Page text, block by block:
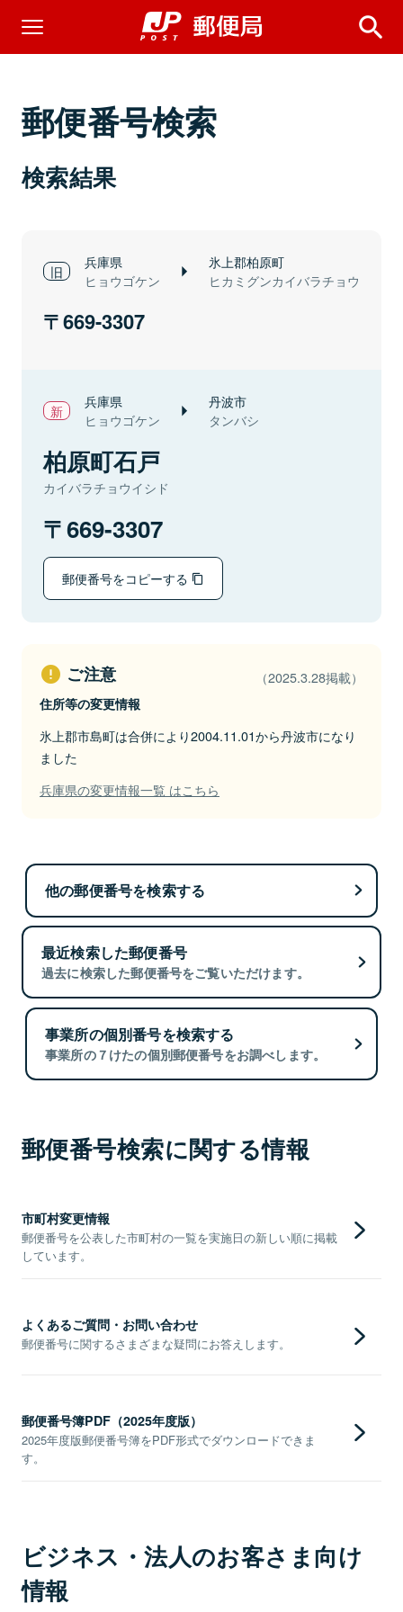
郵便番号検索
検索結果
兵庫県
ヒョウゴケン
氷上郡柏原町
ヒカミグンカイバラチョウ
669-3307
兵庫県
ヒョウゴケン
丹波市
タンバシ
柏原町石戸
カイバラチョウイシド
669-3307
郵便番号をコピーする
ご注意 （2025.3.28掲載）
住所等の変更情報
氷上郡市島町は合併により2004.11.01から丹波市になり
ました
兵庫県の変更情報一覧 はこちら
他の郵便番号を検索する
最近検索した郵便番号
過去に検索した郵便番号をご覧いただけます。
事業所の個別番号を検索する
事業所の７けたの個別郵便番号をお調べします。
郵便番号検索に関する情報
市町村変更情報
郵便番号を公表した市町村の一覧を実施日の新しい順に掲載
しています。
よくあるご質問・お問い合わせ
郵便番号に関するさまざまな疑問にお答えします。
郵便番号簿PDF（2025年度版）
2025年度版郵便番号簿をPDF形式でダウンロードできま
す。
ビジネス・法人のお客さま向け
情報